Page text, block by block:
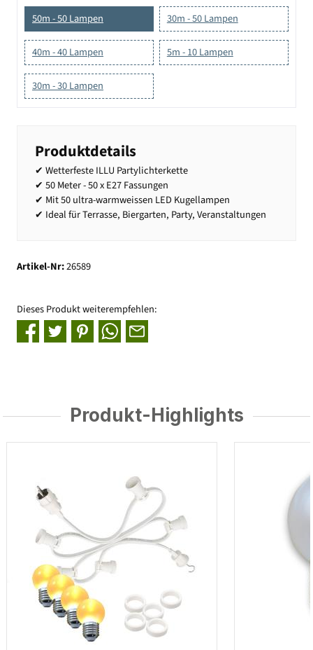
50m - 50 Lampen 30m - 50 Lampen
40m - 40 Lampen 5m - 10 Lampen
30m - 30 Lampen
Produktdetails
✔ Wetterfeste ILLU Partylichterkette
✔ 50 Meter - 50 x E27 Fassungen
✔ Mit 50 ultra-warmweissen LED Kugellampen
✔ Ideal für Terrasse, Biergarten, Party, Veranstaltungen
Artikel-Nr:26589
Dieses Produkt weiterempfehlen:
Produkt-Highlights